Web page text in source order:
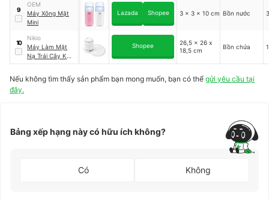
9
OEM
Máy Xông Mặt
Mini
Lazada Shopee 3 x 3 x 10 cm Bồn nước
10
Nikio
Máy Làm Mặt
Nạ Trái Cây Kết
Hợp Xông Hơi
Shopee
26,5 x 26 x
18,5 cm
Bồn chứa
Nếu không tìm thấy sản phẩm bạn mong muốn, bạn có thể gửi yêu cầu tại
đây.
Bảng xếp hạng này có hữu ích không?
Có Không